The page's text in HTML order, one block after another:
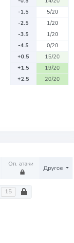
-1.5
5/20
-2.5
1/20
-3.5
1/20
-4.5
0/20
+0.5
15/20
+1.5
19/20
+2.5
20/20
Оп. атаки
Другое